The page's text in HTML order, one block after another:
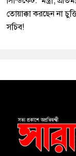
তোয়াক্কা করছেন না
সচিব!